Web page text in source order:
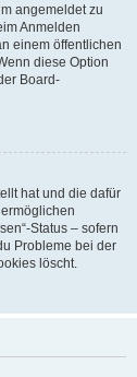
angemeldet zu
Anmelden
einem öffentlichen
diese Option
Board-
hat und die dafür
Status – sofern
Probleme bei der
löscht.